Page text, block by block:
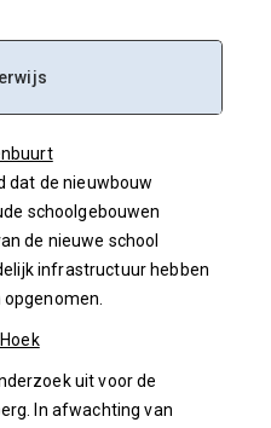
dat de nieuwbouw
schoolgebouwen
de nieuwe school
infrastructuur hebben
uit voor de
In afwachting van